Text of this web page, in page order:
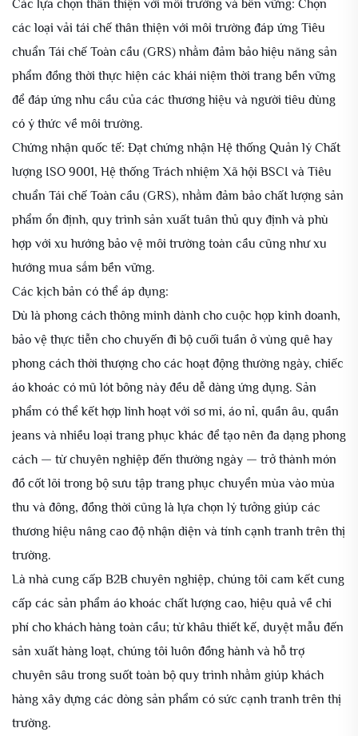
Các lựa chọn thân thiện với môi trường và bền vững: Chọn
các loại vải tái chế thân thiện với môi trường đáp ứng Tiêu
chuẩn Tái chế Toàn cầu (GRS) nhằm đảm bảo hiệu năng sản
phẩm đồng thời thực hiện các khái niệm thời trang bền vững
để đáp ứng nhu cầu của các thương hiệu và người tiêu dùng
có ý thức về môi trường.
Chứng nhận quốc tế: Đạt chứng nhận Hệ thống Quản lý Chất
lượng ISO 9001, Hệ thống Trách nhiệm Xã hội BSCI và Tiêu
chuẩn Tái chế Toàn cầu (GRS), nhằm đảm bảo chất lượng sản
phẩm ổn định, quy trình sản xuất tuân thủ quy định và phù
hợp với xu hướng bảo vệ môi trường toàn cầu cũng như xu
hướng mua sắm bền vững.
Các kịch bản có thể áp dụng:
Dù là phong cách thông minh dành cho cuộc họp kinh doanh,
bảo vệ thực tiễn cho chuyến đi bộ cuối tuần ở vùng quê hay
phong cách thời thượng cho các hoạt động thường ngày, chiếc
áo khoác có mũ lót bông này đều dễ dàng ứng dụng. Sản
phẩm có thể kết hợp linh hoạt với sơ mi, áo nỉ, quần âu, quần
jeans và nhiều loại trang phục khác để tạo nên đa dạng phong
cách — từ chuyên nghiệp đến thường ngày — trở thành món
đồ cốt lõi trong bộ sưu tập trang phục chuyển mùa vào mùa
thu và đông, đồng thời cũng là lựa chọn lý tưởng giúp các
thương hiệu nâng cao độ nhận diện và tính cạnh tranh trên thị
trường.
Là nhà cung cấp B2B chuyên nghiệp, chúng tôi cam kết cung
cấp các sản phẩm áo khoác chất lượng cao, hiệu quả về chi
phí cho khách hàng toàn cầu; từ khâu thiết kế, duyệt mẫu đến
sản xuất hàng loạt, chúng tôi luôn đồng hành và hỗ trợ
chuyên sâu trong suốt toàn bộ quy trình nhằm giúp khách
hàng xây dựng các dòng sản phẩm có sức cạnh tranh trên thị
trường.